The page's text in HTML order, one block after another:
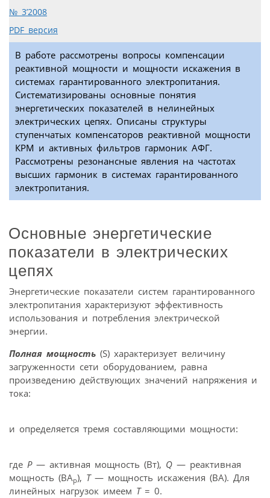
№ 3’2008
PDF версия
В работе рассмотрены вопросы компенсации
реактивной мощности и мощности искажения в
системах гарантированного электропитания.
Систематизированы основные понятия
энергетических показателей в нелинейных
электрических цепях. Описаны структуры
ступенчатых компенсаторов реактивной мощности
КРМ и активных фильтров гармоник АФГ.
Рассмотрены резонансные явления на частотах
высших гармоник в системах гарантированного
электропитания.
Основные энергетические
показатели в электрических
цепях
Энергетические показатели систем гарантированного
электропитания характеризуют эффективность
использования и потребления электрической
энергии.
Полная мощность (S) характеризует величину
загруженности сети оборудованием, равна
произведению действующих значений напряжения и
тока:
и определяется тремя составляющими мощности:
где P— активная мощность (Вт), Q — реактивная
мощность (ВАр), Т— мощность искажения (ВА). Для
линейных нагрузок имеем Т= 0.